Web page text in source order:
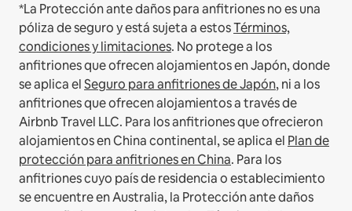
*La Protección ante daños para anfitriones no es una
póliza de seguro y está sujeta a estosTérminos,
condiciones y limitaciones. No protege a los
anfitriones que ofrecen alojamientos en Japón, donde
se aplica elSeguro para anfitriones de Japón, ni a los
anfitriones que ofrecen alojamientos a través de
Airbnb Travel LLC. Para los anfitriones que ofrecieron
alojamientos en China continental, se aplica el Plan de
protección para anfitriones en China. Para los
anfitriones cuyo país de residencia o establecimiento
se encuentre en Australia, la Protección ante daños